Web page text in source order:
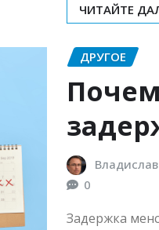
ЧИТАЙТЕ
ДРУГОЕ
0
Задержка